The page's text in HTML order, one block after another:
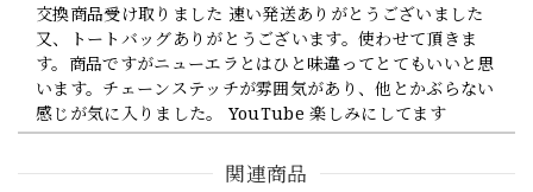
交換商品受け取りました 速い発送ありがとうございました
又、トートバッグありがとうございます。使わせて頂きま
す。商品ですがニューエラとはひと味違ってとてもいいと思
います。チェーンステッチが雰囲気があり、他とかぶらない
感じが気に入りました。 YouTube 楽しみにしてます
関連商品